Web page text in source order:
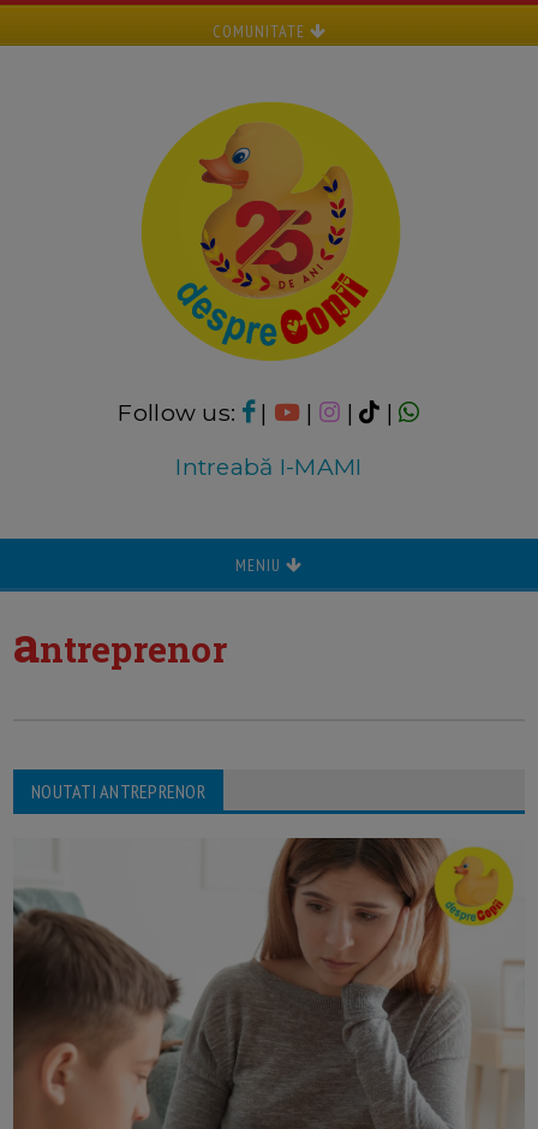
COMUNITATE
Follow us: | | |
|
Intreabă I-MAMI
MENIU
antreprenor
NOUTATI ANTREPRENOR